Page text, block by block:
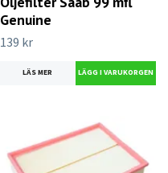
Genuine
139 kr
LÄS MER